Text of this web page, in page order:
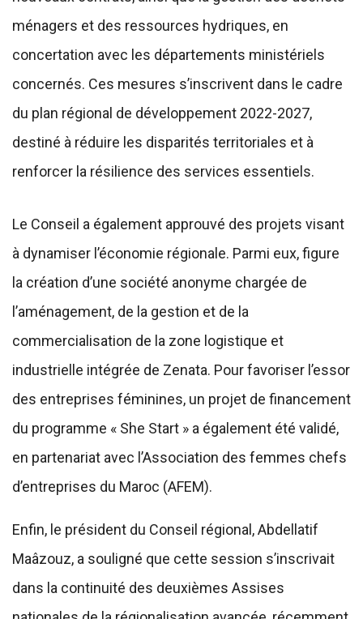
ménagers et des ressources hydriques, en
concertation avec les départements ministériels
concernés. Ces mesures s’inscrivent dans le cadre
du plan régional de développement 2022-2027,
destiné à réduire les disparités territoriales et à
renforcer la résilience des services essentiels.
Le Conseil a également approuvé des projets visant
à dynamiser l’économie régionale. Parmi eux, figure
la création d’une société anonyme chargée de
l’aménagement, de la gestion et de la
commercialisation de la zone logistique et
industrielle intégrée de Zenata. Pour favoriser l’essor
des entreprises féminines, un projet de financement
du programme « She Start » a également été validé,
en partenariat avec l’Association des femmes chefs
d’entreprises du Maroc (AFEM).
Enfin, le président du Conseil régional, Abdellatif
Maâzouz, a souligné que cette session s’inscrivait
dans la continuité des deuxièmes Assises